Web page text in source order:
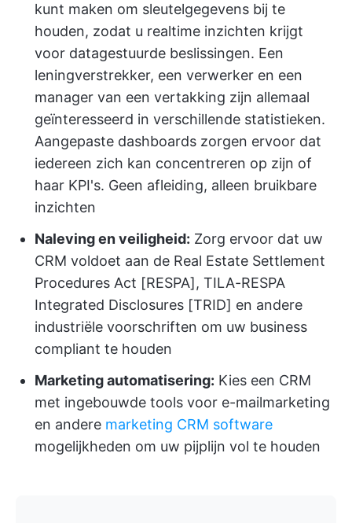
kunt maken om sleutelgegevens bij te
houden, zodat u realtime inzichten krijgt
voor datagestuurde beslissingen. Een
leningverstrekker, een verwerker en een
manager van een vertakking zijn allemaal
geïnteresseerd in verschillende statistieken.
Aangepaste dashboards zorgen ervoor dat
iedereen zich kan concentreren op zijn of
haar KPI's. Geen afleiding, alleen bruikbare
inzichten
Naleving en veiligheid: Zorg ervoor dat uw
CRM voldoet aan de Real Estate Settlement
Procedures Act [RESPA], TILA-RESPA
Integrated Disclosures [TRID] en andere
industriële voorschriften om uw business
compliant te houden
Marketing automatisering: Kies een CRM
met ingebouwde tools voor e-mailmarketing
en andere marketing CRM software
mogelijkheden om uw pijplijn vol te houden